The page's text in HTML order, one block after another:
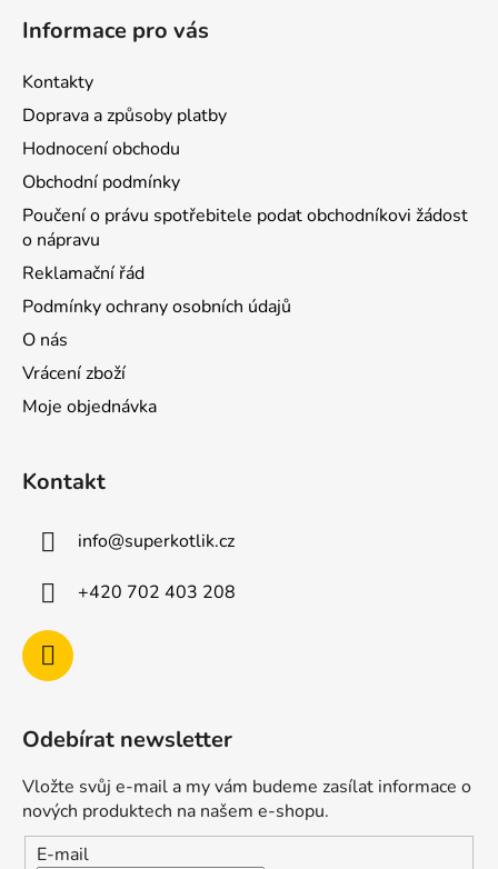
Informace pro vás
Kontakty
Doprava a způsoby platby
Hodnocení obchodu
Obchodní podmínky
Poučení o právu spotřebitele podat obchodníkovi žádost
o nápravu
Reklamační řád
Podmínky ochrany osobních údajů
O nás
Vrácení zboží
Moje objednávka
Kontakt
info@superkotlik.cz
+420 702 403 208
Odebírat newsletter
Vložte svůj e-mail a my vám budeme zasílat informace o
nových produktech na našem e-shopu.
E-mail